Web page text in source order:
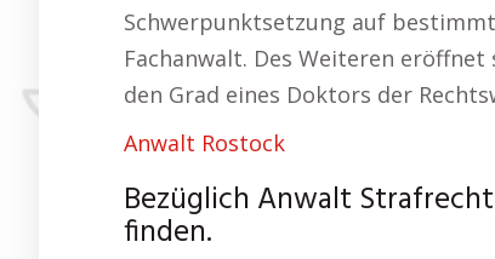
Schwerpunktsetzung auf
Fachanwalt. Des Weiteren
den Grad eines Doktors der
Anwalt Rostock
Bezüglich Anwalt
finden.